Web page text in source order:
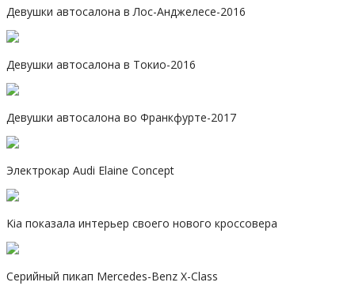
Девушки автосалона в Лос-Анджелесе-2016
Девушки автосалона в Токио-2016
Девушки автосалона во Франкфурте-2017
Электрокар Audi Elaine Concept
Kia показала интерьер своего нового кроссовера
Серийный пикап Mercedes-Benz X-Class